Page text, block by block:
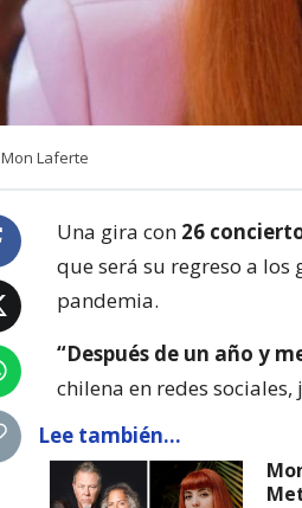
Mon Laferte
Una gira con 26
que será su regreso a los
pandemia.
“Después de un año y
chilena en redes
Lee también...